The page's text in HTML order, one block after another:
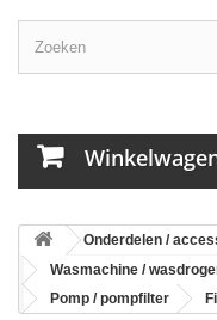
Onderdelen /
Wasmachine /
Pomp / pompfilter